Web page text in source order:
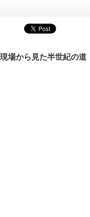
場から見た半世紀の道